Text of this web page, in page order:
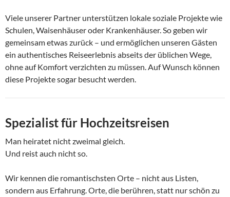
Viele unserer Partner unterstützen lokale soziale Projekte wie
Schulen, Waisenhäuser oder Krankenhäuser. So geben wir
gemeinsam etwas zurück – und ermöglichen unseren Gästen
ein authentisches Reiseerlebnis abseits der üblichen Wege,
ohne auf Komfort verzichten zu müssen. Auf Wunsch können
diese Projekte sogar besucht werden.
Spezialist für Hochzeitsreisen
Man heiratet nicht zweimal gleich.
Und reist auch nicht so.
Wir kennen die romantischsten Orte – nicht aus Listen,
sondern aus Erfahrung. Orte, die berühren, statt nur schön zu